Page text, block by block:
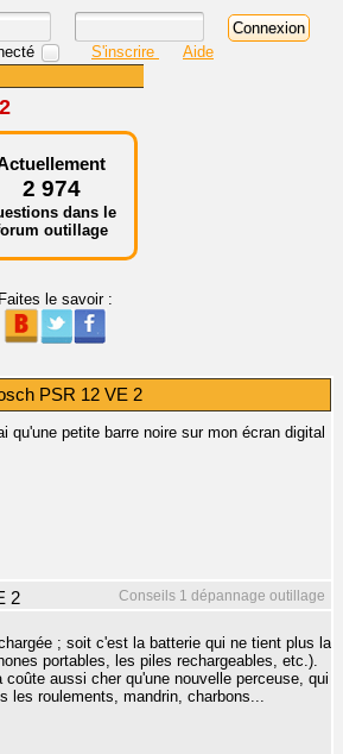
S'inscrire Aide
2 974
dans le
outillage
Faites le savoir :
PSR 12 VE 2
qu'une petite barre noire sur mon écran digital
Conseils 1 dépannage outillage
2
; soit c'est la batterie qui ne tient plus la
portables, les piles rechargeables, etc.).
aussi cher qu'une nouvelle perceuse, qui
les roulements, mandrin, charbons...